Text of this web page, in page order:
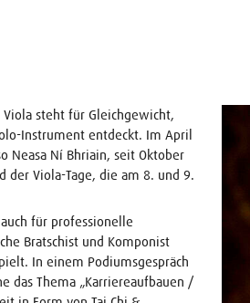
steht für Gleichgewicht,
Instrument entdeckt. Im April
Neasa Ní Bhriain, seit Oktober
der Viola-Tage, die am 8. und 9.
für professionelle
Bratschist und Komponist
In einem Podiumsgespräch
das Thema „Karriereaufbauen /